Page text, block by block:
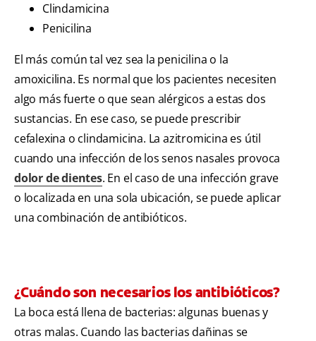
Clindamicina
Penicilina
El más común tal vez sea la penicilina o la
amoxicilina. Es normal que los pacientes necesiten
algo más fuerte o que sean alérgicos a estas dos
sustancias. En ese caso, se puede prescribir
cefalexina o clindamicina. La azitromicina es útil
cuando una infección de los senos nasales provoca
dolor de dientes. En el caso de una infección grave
o localizada en una sola ubicación, se puede aplicar
una combinación de antibióticos.
¿Cuándo son necesarios los antibióticos?
La boca está llena de bacterias: algunas buenas y
otras malas. Cuando las bacterias dañinas se